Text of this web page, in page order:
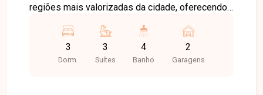
regiões mais valorizadas da cidade, oferecendo
principais vias, além de estar próxima a
comércios, escolas e diversos serviços. O
condomínio proporciona uma excelente
3
Dorm.
3
Suítes
4
Banho
2
Garagens